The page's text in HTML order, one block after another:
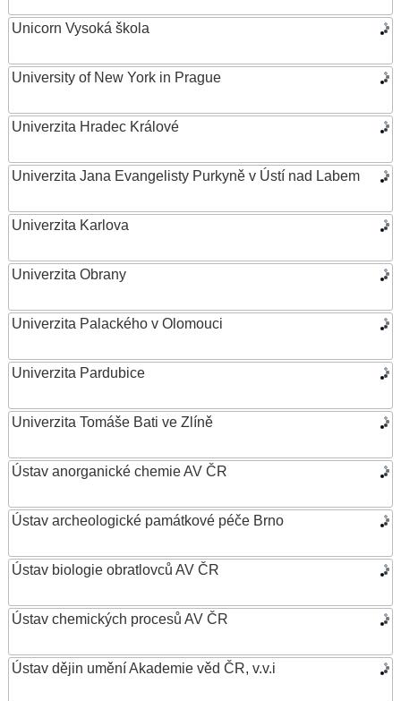
Unicorn Vysoká škola
University of New York in Prague
Univerzita Hradec Králové
Univerzita Jana Evangelisty Purkyně v Ústí nad Labem
Univerzita Karlova
Univerzita Obrany
Univerzita Palackého v Olomouci
Univerzita Pardubice
Univerzita Tomáše Bati ve Zlíně
Ústav anorganické chemie AV ČR
Ústav archeologické památkové péče Brno
Ústav biologie obratlovců AV ČR
Ústav chemických procesů AV ČR
Ústav dějin umění Akademie věd ČR, v.v.i